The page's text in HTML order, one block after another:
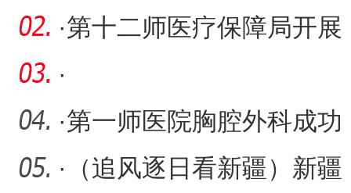
科学精准调度 确保水库安
全
·第十二师医疗保障局开展
医保政策宣讲培训
·
·第一师医院胸腔外科成功
切除复杂后纵隔肿瘤
·
（追风逐日看新疆）新疆